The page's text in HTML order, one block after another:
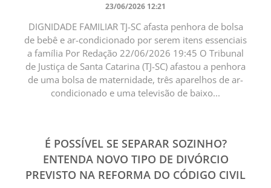
23/06/2026 12:21
DIGNIDADE FAMILIAR TJ-SC afasta penhora de bolsa
de bebê e ar-condicionado por serem itens essenciais
a família Por Redação 22/06/2026 19:45 O Tribunal
de Justiça de Santa Catarina (TJ-SC) afastou a penhora
de uma bolsa de maternidade, três aparelhos de ar-
condicionado e uma televisão de baixo...
É POSSÍVEL SE SEPARAR SOZINHO?
ENTENDA NOVO TIPO DE DIVÓRCIO
PREVISTO NA REFORMA DO CÓDIGO CIVIL